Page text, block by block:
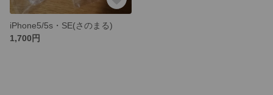
iPhone5/5s・SE(さのまる)
1,700円